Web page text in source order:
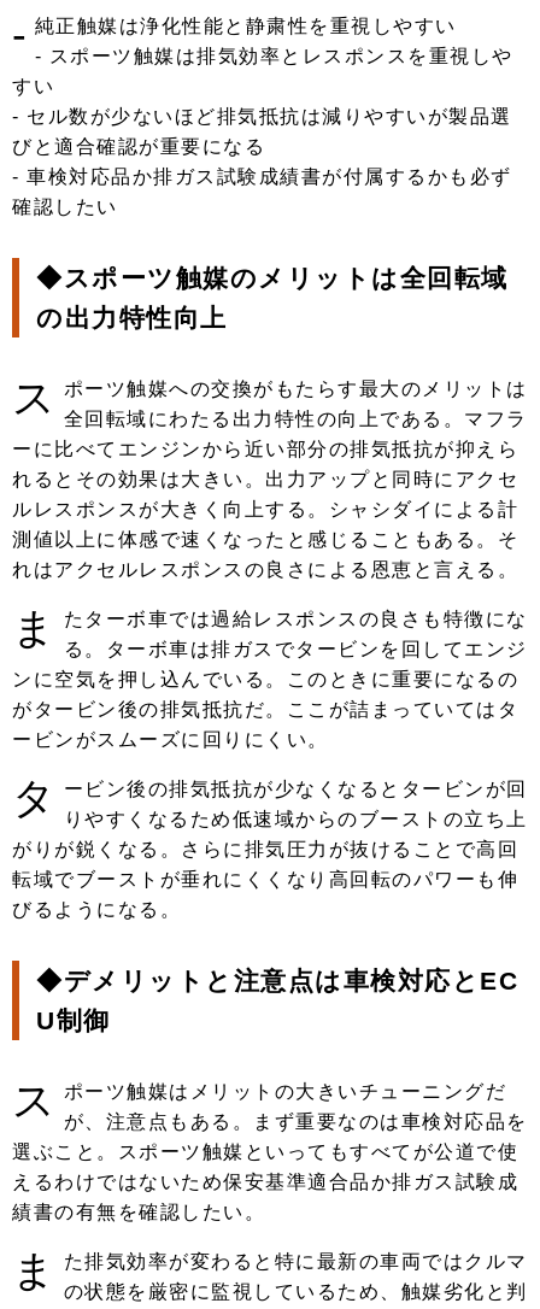
- 純正触媒は浄化性能と静粛性を重視しやすい
- スポーツ触媒は排気効率とレスポンスを重視しや
すい
- セル数が少ないほど排気抵抗は減りやすいが製品選
びと適合確認が重要になる
- 車検対応品か排ガス試験成績書が付属するかも必ず
確認したい
◆スポーツ触媒のメリットは全回転域
の出力特性向上
ス
ポーツ触媒への交換がもたらす最大のメリットは
全回転域にわたる出力特性の向上である。マフラ
ーに比べてエンジンから近い部分の排気抵抗が抑えら
れるとその効果は大きい。出力アップと同時にアクセ
ルレスポンスが大きく向上する。シャシダイによる計
測値以上に体感で速くなったと感じることもある。そ
れはアクセルレスポンスの良さによる恩恵と言える。
ま
たターボ車では過給レスポンスの良さも特徴にな
る。ターボ車は排ガスでタービンを回してエンジ
ンに空気を押し込んでいる。このときに重要になるの
がタービン後の排気抵抗だ。ここが詰まっていてはタ
ービンがスムーズに回りにくい。
タ
ービン後の排気抵抗が少なくなるとタービンが回
りやすくなるため低速域からのブーストの立ち上
がりが鋭くなる。さらに排気圧力が抜けることで高回
転域でブーストが垂れにくくなり高回転のパワーも伸
びるようになる。
◆デメリットと注意点は車検対応とEC
U制御
ス
ポーツ触媒はメリットの大きいチューニングだ
が、注意点もある。まず重要なのは車検対応品を
選ぶこと。スポーツ触媒といってもすべてが公道で使
えるわけではないため保安基準適合品か排ガス試験成
績書の有無を確認したい。
ま
た排気効率が変わると特に最新の車両ではクルマ
の状態を厳密に監視しているため、触媒劣化と判